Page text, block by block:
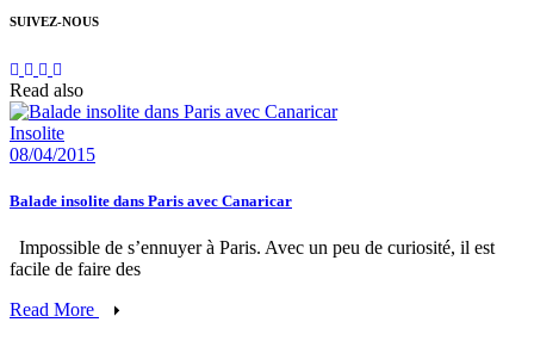
SUIVEZ-NOUS
Read also
Insolite
08/04/2015
Balade insolite dans Paris avec Canaricar
Impossible de s’ennuyer à Paris. Avec un peu de curiosité, il est
facile de faire des
Read More